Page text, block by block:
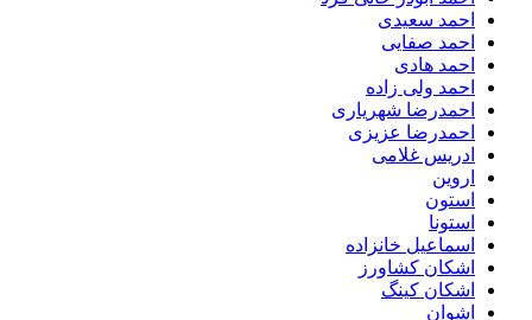
احمد سعیدی
احمد صفایی
احمد هادی
احمد ولی زاده
احمدرضا شهریاری
احمدرضا عزیزی
ادریس غلامی
اروین
استون
استونا
اسماعیل خانزاده
اشکان کشاورز
اشکان کینگ
اشوان